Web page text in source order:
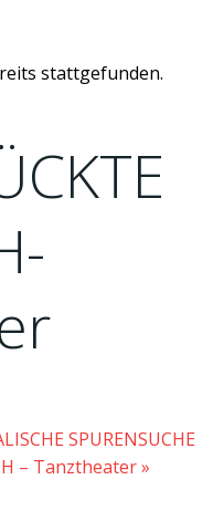
stattgefunden.
SPURENSUCHE
– Tanztheater»